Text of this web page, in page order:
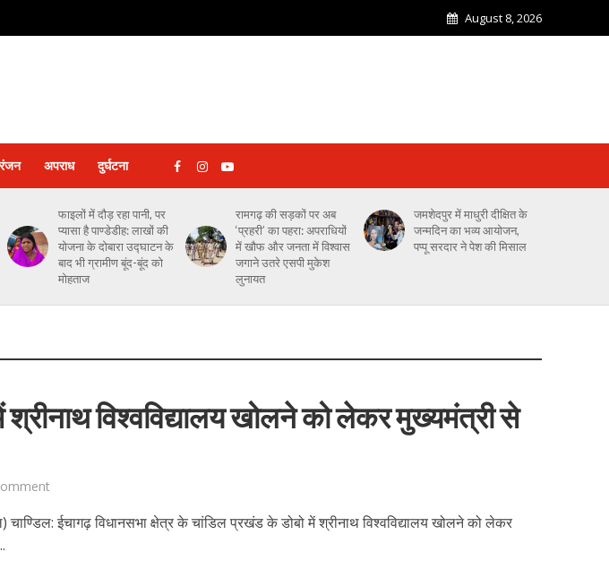
August 8, 2026
अपराध दुर्घटना
फाइलों में दौड़ रहा पानी, पर
प्यासा है पाण्डेडीह: लाखों की
योजना के दोबारा उद्घाटन के
बाद भी ग्रामीण बूंद-बूंद को
मोहताज
रामगढ़ की सड़कों पर अब
‘प्रहरी’ का पहरा: अपराधियों
में खौफ और जनता में विश्वास
जगाने उतरे एसपी मुकेश
लुनायत
जमशेदपुर में माधुरी दीक्षित के
जन्मदिन का भव्य आयोजन,
पप्पू सरदार ने पेश की मिसाल
श्रीनाथ विश्वविद्यालय खोलने को लेकर मुख्यमंत्री से
ईचागढ़ विधानसभा क्षेत्र के चांडिल प्रखंड के डोबो में श्रीनाथ विश्वविद्यालय खोलने को लेकर